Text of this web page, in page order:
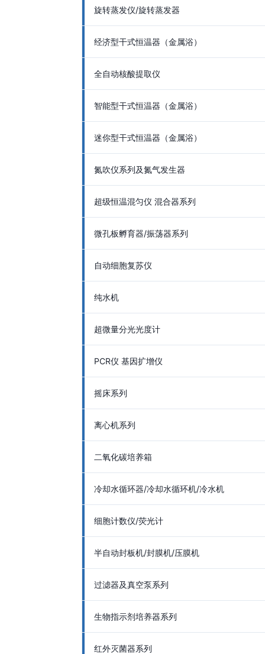
旋转蒸发仪/旋转蒸发器
经济型干式恒温器（金属浴）
全自动核酸提取仪
智能型干式恒温器（金属浴）
迷你型干式恒温器（金属浴）
氮吹仪系列及氮气发生器
超级恒温混匀仪 混合器系列
微孔板孵育器/振荡器系列
自动细胞复苏仪
纯水机
超微量分光光度计
PCR仪 基因扩增仪
摇床系列
离心机系列
二氧化碳培养箱
冷却水循环器/冷却水循环机/冷水机
细胞计数仪/荧光计
半自动封板机/封膜机/压膜机
过滤器及真空泵系列
生物指示剂培养器系列
红外灭菌器系列